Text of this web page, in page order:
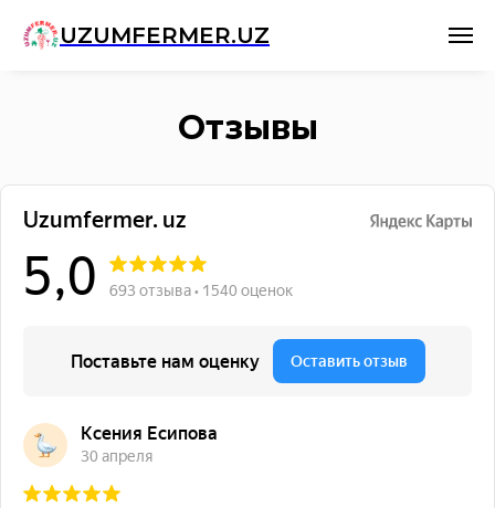
UZUMFERMER.UZ
Отзывы